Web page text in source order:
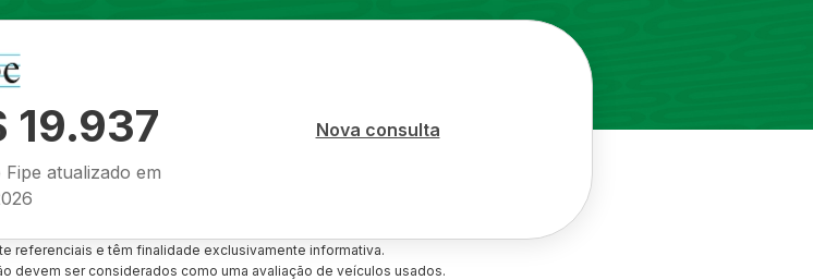
19.937
Fipe atualizado em
Nova consulta
referenciais e têm finalidade exclusivamente informativa.
devem ser considerados como uma avaliação de veículos usados.